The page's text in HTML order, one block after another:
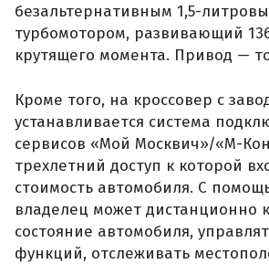
безальтернативным 1,5-
турбомотором, развивающий
крутящего момента. Привод —
Кроме того, на кроссовер с
устанавливается система
сервисов «Мой Москвич»/«М-
трехлетний доступ к которой
стоимость автомобиля. С
владелец может дистанционно
состояние автомобиля,
функций, отслеживать